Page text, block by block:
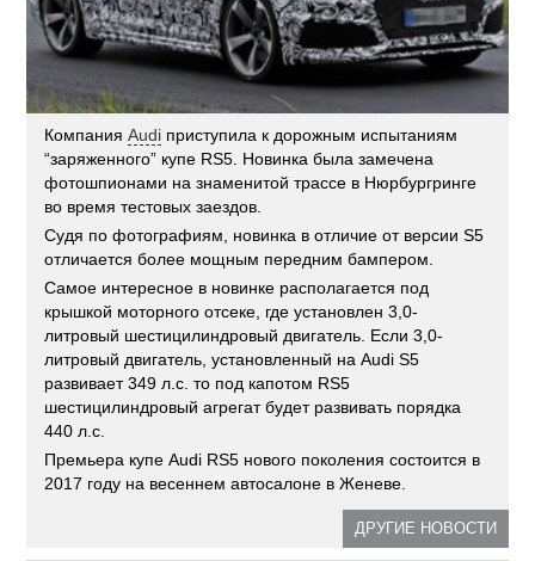
КомпанияAudi приступила к дорожным испытаниям
“заряженного” купе RS5. Новинка была замечена
фотошпионами на знаменитой трассе в Нюрбургринге
во время тестовых заездов.
Судя по фотографиям, новинка в отличие от версии S5
отличается более мощным передним бампером.
Самое интересное в новинке располагается под
крышкой моторного отсеке, где установлен 3,0-
литровый шестицилиндровый двигатель. Если 3,0-
литровый двигатель, установленный на Audi S5
развивает 349 л.с. то под капотом RS5
шестицилиндровый агрегат будет развивать порядка
440 л.с.
Премьера купе Audi RS5 нового поколения состоится в
2017 году на весеннем автосалоне в Женеве.
ДРУГИЕ НОВОСТИ